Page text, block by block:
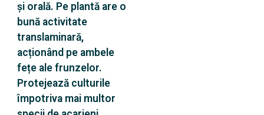
și orală. Pe plantă are o
bună activitate
translaminară,
acționând pe ambele
fețe ale frunzelor.
Protejează culturile
împotriva mai multor